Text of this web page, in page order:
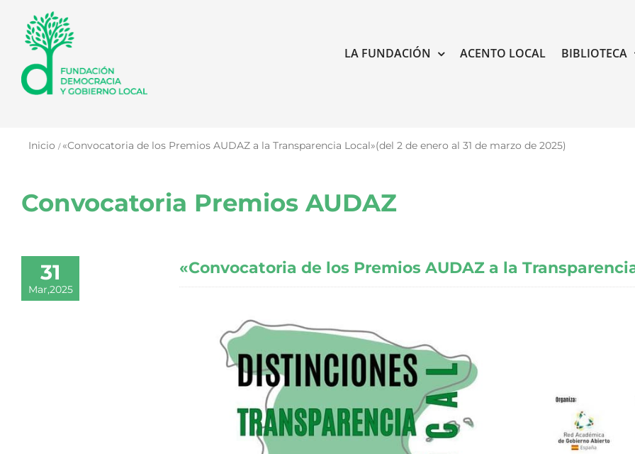
contenido
LA FUNDACIÓN ACENTO LOCAL BIBLIOTECA
Inicio «Convocatoria de los Premios AUDAZ a la Transparencia Local»(del 2 de enero al 31 de marzo de 2025)
Convocatoria Premios AUDAZ
31
Mar,2025
«Convocatoria de los Premios AUDAZ a la